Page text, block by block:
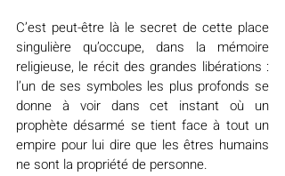
C’est peut-être là le secret de cette place
singulière qu’occupe, dans la mémoire
religieuse, le récit des grandes libérations :
l’un de ses symboles les plus profonds se
donne à voir dans cet instant où un
prophète désarmé se tient face à tout un
empire pour lui dire que les êtres humains
ne sont la propriété de personne.